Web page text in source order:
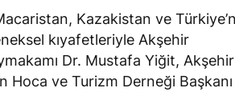
Kazakistan ve
kıyafetleriyle Akşehir
Dr. Mustafa Yiğit, Akşehir
Hoca ve Turizm Derneği Başkanı